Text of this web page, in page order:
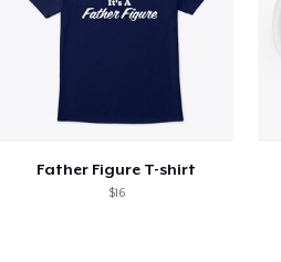
Father Figure T-shirt
$16